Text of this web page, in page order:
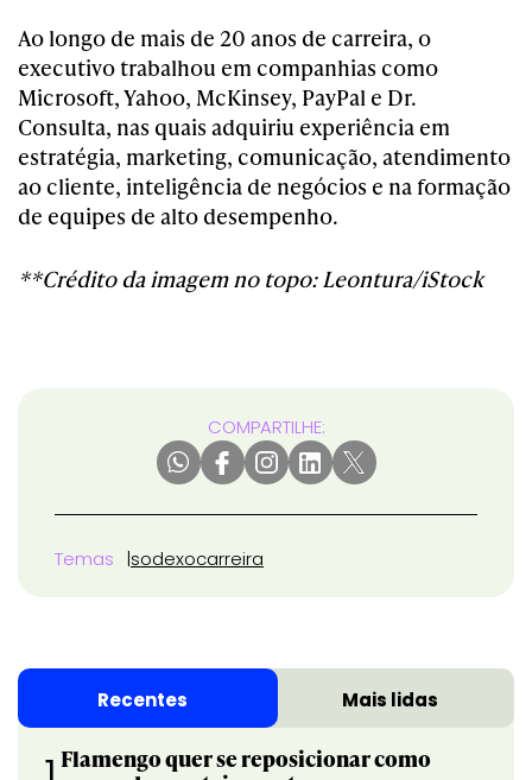
Ao longo de mais de 20 anos de carreira, o
executivo trabalhou em companhias como
Microsoft, Yahoo, McKinsey, PayPal e Dr.
Consulta, nas quais adquiriu experiência em
estratégia, marketing, comunicação, atendimento
ao cliente, inteligência de negócios e na formação
de equipes de alto desempenho.
**Crédito da imagem no topo: Leontura/iStock
COMPARTILHE:
Temas sodexocarreira
Recentes Mais lidas
Flamengo quer se reposicionar como